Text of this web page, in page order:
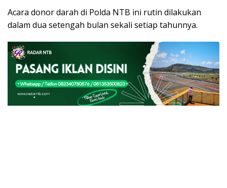
Acara donor darah di Polda NTB ini rutin dilakukan
dalam dua setengah bulan sekali setiap tahunnya.